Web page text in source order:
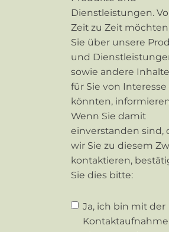
Dienstleistungen.
Zeit zu Zeit
Sie über unsere
und
sowie andere
für Sie von Interesse
könnten,
Wenn Sie damit
einverstanden sind,
wir Sie zu diesem
kontaktieren,
Sie dies bitte:
Ja, ich bin mit der
Kontaktaufnahme